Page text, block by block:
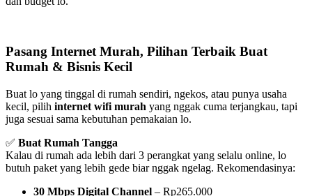
Pasang Internet Murah, Pilihan Terbaik Buat
Rumah & Bisnis Kecil
Buat lo yang tinggal di rumah sendiri, ngekos, atau punya usaha
kecil, pilih internet wifi murah yang nggak cuma terjangkau, tapi
juga sesuai sama kebutuhan pemakaian lo.
✅ Buat Rumah Tangga
Kalau di rumah ada lebih dari 3 perangkat yang selalu online, lo
butuh paket yang lebih gede biar nggak ngelag. Rekomendasinya:
30 Mbps Digital Channel – Rp265.000